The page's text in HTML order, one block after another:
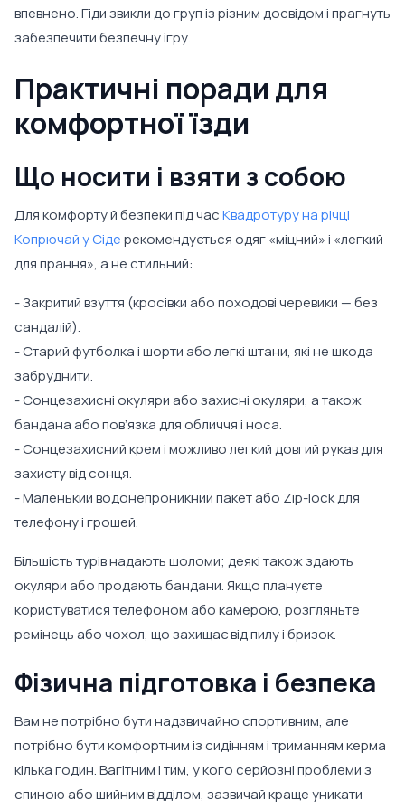
впевнено. Гіди звикли до груп із різним досвідом і прагнуть
забезпечити безпечну ігру.
Практичні поради для
комфортної їзди
Що носити і взяти з собою
Для комфорту й безпеки під часКвадротуру на річці
Копрючай у Сідерекомендується одяг «міцний» і «легкий
для прання», а не стильний:
- Закритий взуття (кросівки або походові черевики — без
сандалій).
- Старий футболка і шорти або легкі штани, які не шкода
забруднити.
- Сонцезахисні окуляри або захисні окуляри, а також
бандана або пов’язка для обличчя і носа.
- Сонцезахисний крем і можливо легкий довгий рукав для
захисту від сонця.
- Маленький водонепроникний пакет або Zip-lock для
телефону і грошей.
Більшість турів надають шоломи; деякі також здають
окуляри або продають бандани. Якщо плануєте
користуватися телефоном або камерою, розгляньте
ремінець або чохол, що захищає від пилу і бризок.
Фізична підготовка і безпека
Вам не потрібно бути надзвичайно спортивним, але
потрібно бути комфортним із сидінням і триманням керма
кілька годин. Вагітним і тим, у кого серйозні проблеми з
спиною або шийним відділом, зазвичай краще уникати